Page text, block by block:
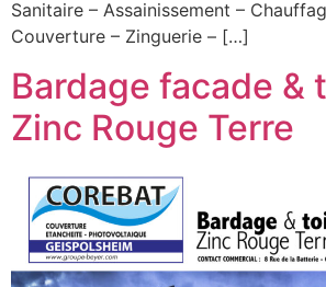
Sanitaire – Assainissement –
Couverture – Zinguerie – […]
Bardage facade &
Zinc Rouge Terre